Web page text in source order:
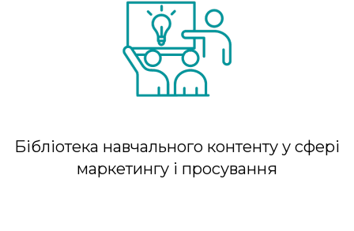
Бібліотека навчального контенту у сфері
маркетингу і просування